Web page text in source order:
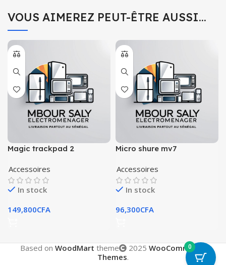
VOUS AIMEREZ PEUT-ÊTRE AUSSI…
Magic trackpad 2
Accessoires
In stock
149,800CFA
Micro shure mv7
Accessoires
In stock
96,300CFA
Based on WoodMart theme 2025 WooCommerce
Themes.
0